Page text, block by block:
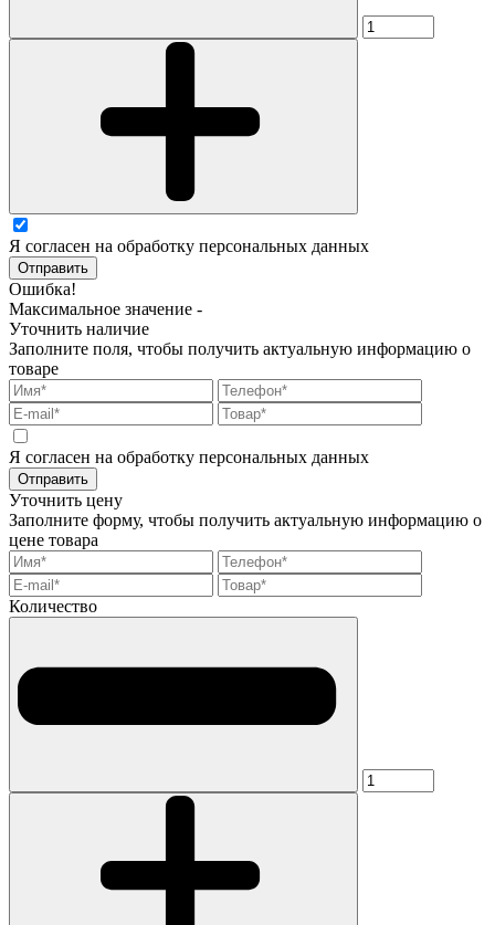
Я согласен на обработку персональных данных
Отправить
Ошибка!
Максимальное значение -
Уточнить наличие
Заполните поля, чтобы получить актуальную информацию о
товаре
Я согласен на обработку персональных данных
Отправить
Уточнить цену
Заполните форму, чтобы получить актуальную информацию о
цене товара
Количество